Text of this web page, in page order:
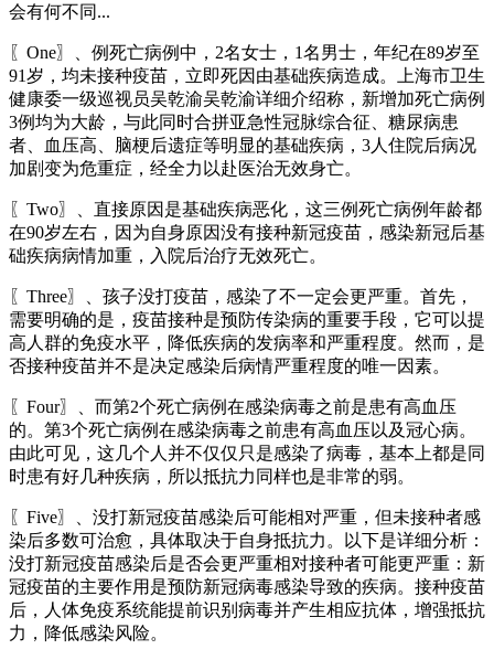
会有何不同...
〖One〗、例死亡病例中，2名女士，1名男士，年纪在89岁至
91岁，均未接种疫苗，立即死因由基础疾病造成。上海市卫生
健康委一级巡视员吴乾渝吴乾渝详细介绍称，新增加死亡病例
3例均为大龄，与此同时合拼亚急性冠脉综合征、糖尿病患
者、血压高、脑梗后遗症等明显的基础疾病，3人住院后病况
加剧变为危重症，经全力以赴医治无效身亡。
〖Two〗、直接原因是基础疾病恶化，这三例死亡病例年龄都
在90岁左右，因为自身原因没有接种新冠疫苗，感染新冠后基
础疾病病情加重，入院后治疗无效死亡。
〖Three〗、孩子没打疫苗，感染了不一定会更严重。首先，
需要明确的是，疫苗接种是预防传染病的重要手段，它可以提
高人群的免疫水平，降低疾病的发病率和严重程度。然而，是
否接种疫苗并不是决定感染后病情严重程度的唯一因素。
〖Four〗、而第2个死亡病例在感染病毒之前是患有高血压
的。第3个死亡病例在感染病毒之前患有高血压以及冠心病。
由此可见，这几个人并不仅仅只是感染了病毒，基本上都是同
时患有好几种疾病，所以抵抗力同样也是非常的弱。
〖Five〗、没打新冠疫苗感染后可能相对严重，但未接种者感
染后多数可治愈，具体取决于自身抵抗力。以下是详细分析：
没打新冠疫苗感染后是否会更严重相对接种者可能更严重：新
冠疫苗的主要作用是预防新冠病毒感染导致的疾病。接种疫苗
后，人体免疫系统能提前识别病毒并产生相应抗体，增强抵抗
力，降低感染风险。